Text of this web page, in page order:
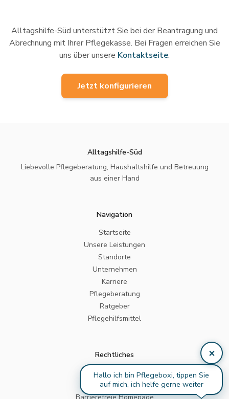
Alltagshilfe-Süd unterstützt Sie bei der Beantragung und
Abrechnung mit Ihrer Pflegekasse. Bei Fragen erreichen Sie
uns über unsere Kontaktseite.
Jetzt konfigurieren
×
Hallo ich bin Pflegeboxi, tippen Sie
auf mich, ich helfe gerne weiter
Alltagshilfe-Süd
Liebevolle Pflegeberatung, Haushaltshilfe und Betreuung
aus einer Hand
Navigation
Startseite
Unsere Leistungen
Standorte
Unternehmen
Karriere
Pflegeberatung
Ratgeber
Pflegehilfsmittel
Rechtliches
Impressum
Datenschutz